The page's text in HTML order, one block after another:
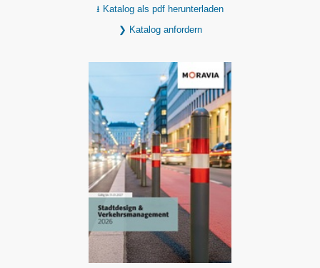
⭳ Katalog als pdf herunterladen
❯ Katalog anfordern